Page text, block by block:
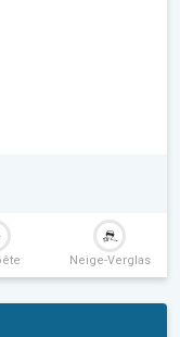
Neige-Verglas